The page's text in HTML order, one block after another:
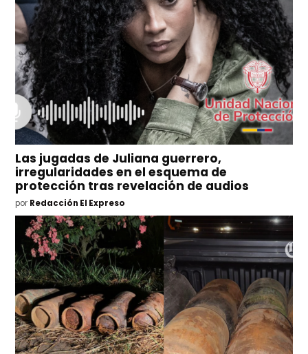
Las jugadas de Juliana guerrero,
irregularidades en el esquema de
protección tras revelación de audios
por Redacción El Expreso